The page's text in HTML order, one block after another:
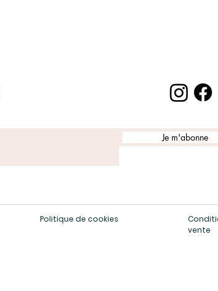
Je m'abonne
Politique de cookies
vente